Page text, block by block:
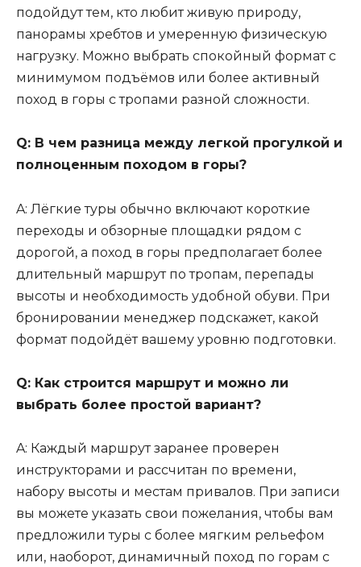
подойдут тем, кто любит живую природу,
панорамы хребтов и умеренную физическую
нагрузку. Можно выбрать спокойный формат с
минимумом подъёмов или более активный
поход в горы с тропами разной сложности.
Q: В чем разница между легкой прогулкой и
полноценным походом в горы?
A: Лёгкие туры обычно включают короткие
переходы и обзорные площадки рядом с
дорогой, а поход в горы предполагает более
длительный маршрут по тропам, перепады
высоты и необходимость удобной обуви. При
бронировании менеджер подскажет, какой
формат подойдёт вашему уровню подготовки.
Q: Как строится маршрут и можно ли
выбрать более простой вариант?
A: Каждый маршрут заранее проверен
инструкторами и рассчитан по времени,
набору высоты и местам привалов. При записи
вы можете указать свои пожелания, чтобы вам
предложили туры с более мягким рельефом
или, наоборот, динамичный поход по горам с